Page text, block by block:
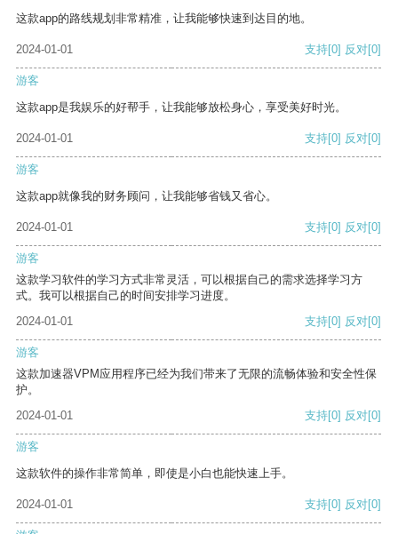
这款app的路线规划非常精准，让我能够快速到达目的地。
2024-01-01 支持[0] 反对[0]
游客
这款app是我娱乐的好帮手，让我能够放松身心，享受美好时光。
2024-01-01 支持[0] 反对[0]
游客
这款app就像我的财务顾问，让我能够省钱又省心。
2024-01-01 支持[0] 反对[0]
游客
这款学习软件的学习方式非常灵活，可以根据自己的需求选择学习方
式。我可以根据自己的时间安排学习进度。
2024-01-01
支持[0] 反对[0]
游客
这款加速器VPM应用程序已经为我们带来了无限的流畅体验和安全性保
护。
2024-01-01
支持[0] 反对[0]
游客
这款软件的操作非常简单，即使是小白也能快速上手。
2024-01-01 支持[0] 反对[0]